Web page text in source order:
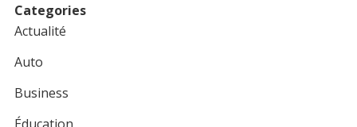
Categories
Actualité
Auto
Business